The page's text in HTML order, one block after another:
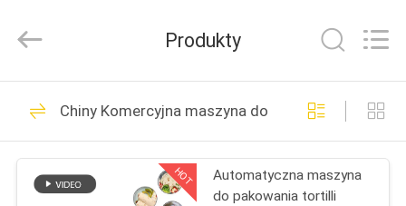
DOMU
PRODUKTY
Technology
Rights
Linia do produkcji
tortilli
470
Produkty
Chiny Komercyjna maszyna do tortilli
HOT
Automatyczna maszyna
do pakowania tortilli